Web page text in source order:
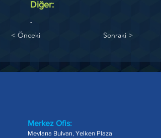
Diğer:
-
< Önceki Sonraki >
Merkez Ofis:
Mevlana Bulvarı, Yelken Plaza